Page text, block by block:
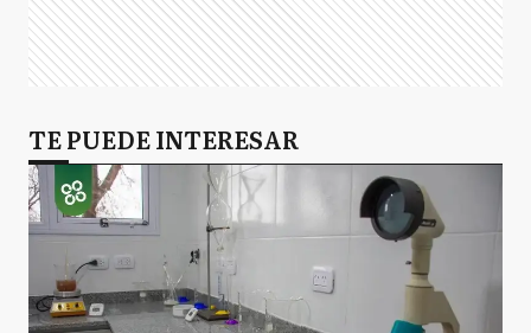
TE PUEDE INTERESAR